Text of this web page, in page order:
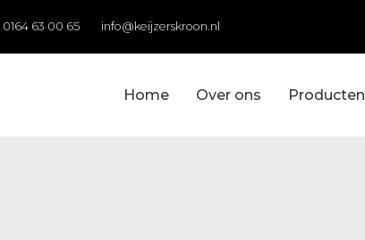
0164 63 00 65 info@keijzerskroon.nl
Home Over ons Producten